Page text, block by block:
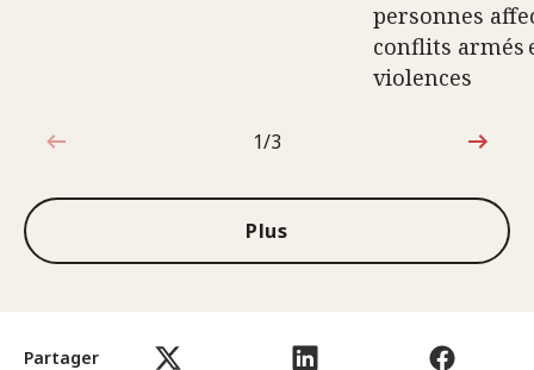
Partager
personnes
conflits armés
violences
1sur3
1/3
Plus